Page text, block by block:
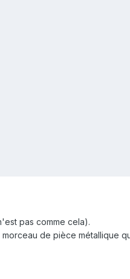
pas comme cela).
de pièce métallique